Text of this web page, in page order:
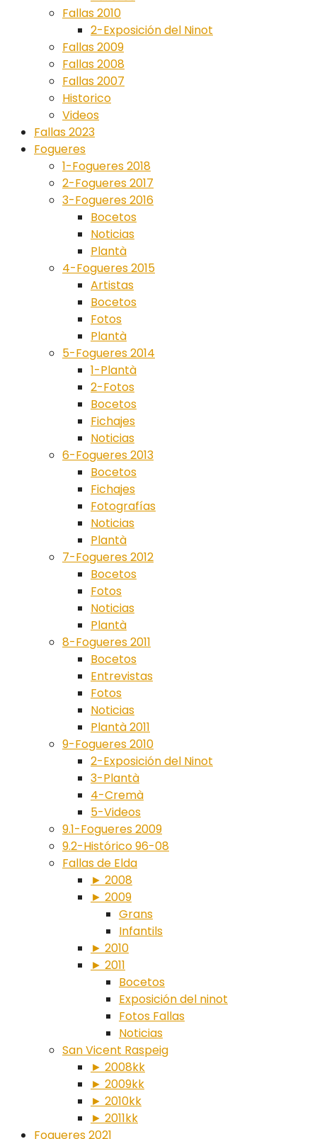
Fallas 2010
2-Exposición del Ninot
Fallas 2009
Fallas 2008
Fallas 2007
Historico
Videos
Fallas 2023
Fogueres
1-Fogueres 2018
2-Fogueres 2017
3-Fogueres 2016
Bocetos
Noticias
Plantà
4-Fogueres 2015
Artistas
Bocetos
Fotos
Plantà
5-Fogueres 2014
1-Plantà
2-Fotos
Bocetos
Fichajes
Noticias
6-Fogueres 2013
Bocetos
Fichajes
Fotografías
Noticias
Plantà
7-Fogueres 2012
Bocetos
Fotos
Noticias
Plantà
8-Fogueres 2011
Bocetos
Entrevistas
Fotos
Noticias
Plantà 2011
9-Fogueres 2010
2-Exposición del Ninot
3-Plantà
4-Cremà
5-Videos
9.1-Fogueres 2009
9.2-Histórico 96-08
Fallas de Elda
► 2008
► 2009
Grans
Infantils
► 2010
► 2011
Bocetos
Exposición del ninot
Fotos Fallas
Noticias
San Vicent Raspeig
► 2008kk
► 2009kk
► 2010kk
► 2011kk
Fogueres 2021